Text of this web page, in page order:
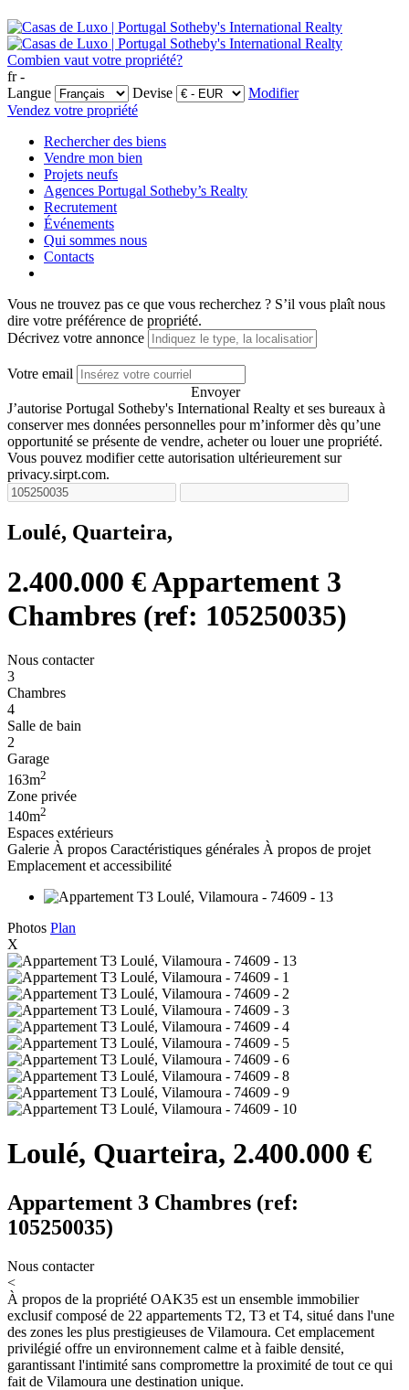
Combien vaut votre propriété?
fr -
Langue
Devise
Modifier
Vendez votre propriété
Rechercher des biens
Vendre mon bien
Projets neufs
Agences Portugal Sotheby’s Realty
Recrutement
Événements
Qui sommes nous
Contacts
Vous ne trouvez pas ce que vous recherchez ? S’il vous plaît nous
dire votre préférence de propriété.
Décrivez votre annonce
Votre email
Envoyer
J’autorise Portugal Sotheby's International Realty et ses bureaux à
conserver mes données personnelles pour m’informer dès qu’une
opportunité se présente de vendre, acheter ou louer une propriété.
Vous pouvez modifier cette autorisation ultérieurement sur
privacy.sirpt.com.
Loulé, Quarteira,
2.400.000 €Appartement 3
Chambres (ref: 105250035)
Nous contacter
3
Chambres
4
Salle de bain
2
Garage
163m2
Zone privée
140m2
Espaces extérieurs
Galerie À propos Caractéristiques générales À propos de projet
Emplacement et accessibilité
Photos Plan
X
Loulé, Quarteira, 2.400.000 €
Appartement 3 Chambres (ref:
105250035)
Nous contacter
<
À propos de la propriété OAK35 est un ensemble immobilier
exclusif composé de 22 appartements T2, T3 et T4, situé dans l'une
des zones les plus prestigieuses de Vilamoura. Cet emplacement
privilégié offre un environnement calme et à faible densité,
garantissant l'intimité sans compromettre la proximité de tout ce qui
fait de Vilamoura une destination unique.